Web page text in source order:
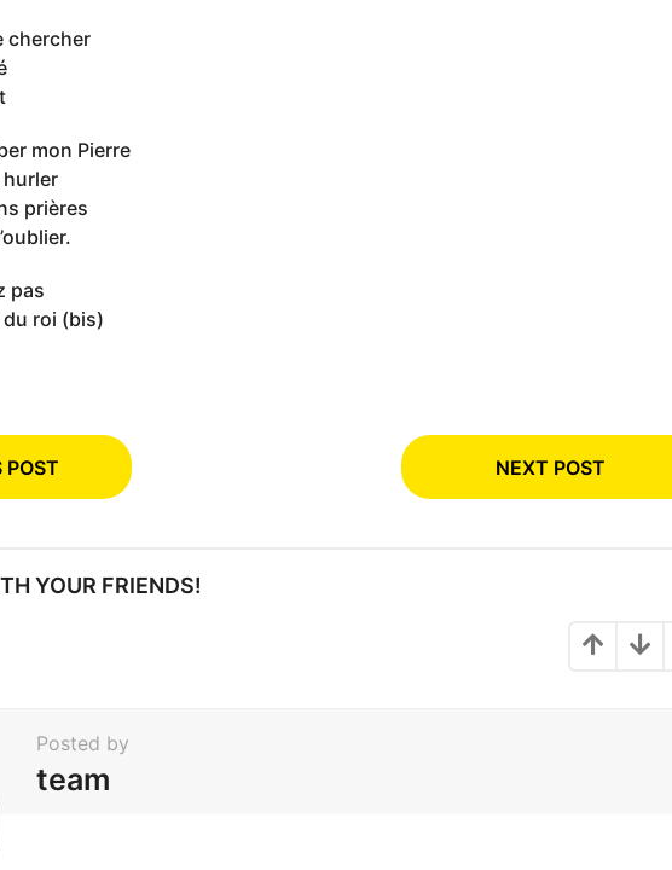
chercher
mon Pierre
hurler
prières
pas
roi (bis)
POST NEXT POST
YOUR FRIENDS!
Posted by
team